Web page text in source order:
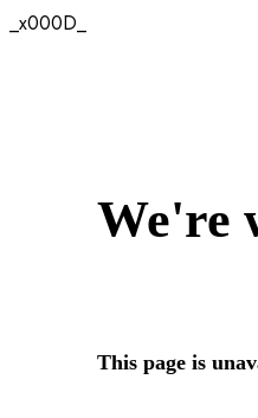
_x000D_